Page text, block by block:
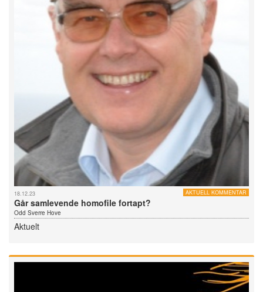
18.12.23 AKTUELL KOMMENTAR
Går samlevende homofile fortapt?
Odd Sverre Hove
Aktuelt